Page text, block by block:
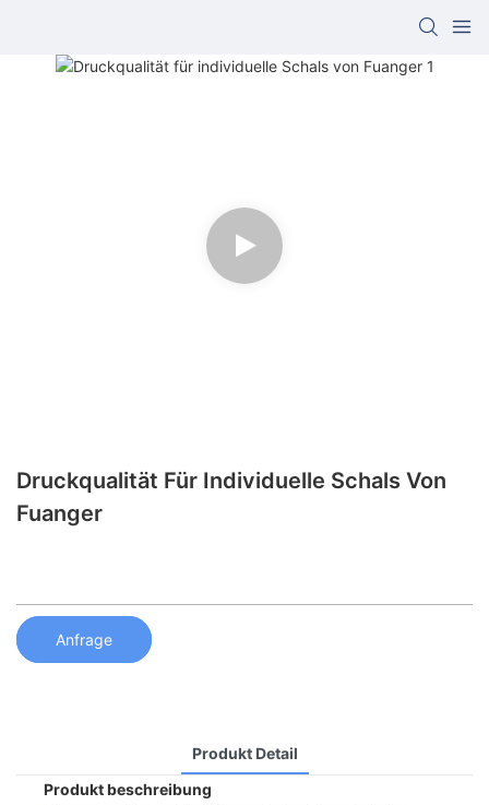
Druckqualität Für Individuelle Schals Von
Fuanger
Anfrage
Produkt Detail
Produkt beschreibung